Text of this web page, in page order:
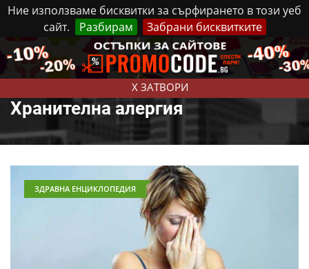
Ние използваме бисквитки за сърфирането в този уеб
сайт.
Разбирам Забрани бисквитките
X ЗАТВОРИ
Четвъртък, 6 Август, 2026 Реклама Контакти
Хранителна алергия
ЗДРАВНА ЕНЦИКЛОПЕДИЯ